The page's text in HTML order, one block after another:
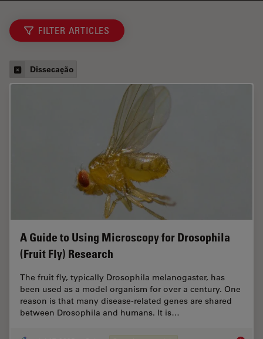
FILTER ARTICLES
Dissecação
A Guide to Using Microscopy for Drosophila
(Fruit Fly) Research
The fruit fly, typically Drosophila melanogaster, has
been used as a model organism for over a century. One
reason is that many disease-related genes are shared
between Drosophila and humans. It is…